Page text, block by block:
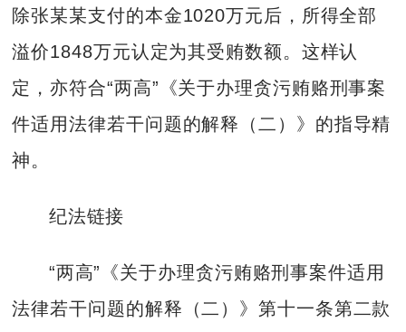
除张某某支付的本金1020万元后，所得全部
溢价1848万元认定为其受贿数额。这样认
定，亦符合“两高”《关于办理贪污贿赂刑事案
件适用法律若干问题的解释（二）》的指导精
神。
纪法链接
“两高”《关于办理贪污贿赂刑事案件适用
法律若干问题的解释（二）》第十一条第二款